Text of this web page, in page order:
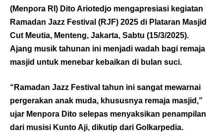
(Menpora RI) Dito Ariotedjo mengapresiasi kegiatan
Ramadan Jazz Festival (RJF) 2025 di Plataran Masjid
Cut Meutia, Menteng, Jakarta, Sabtu (15/3/2025).
Ajang musik tahunan ini menjadi wadah bagi remaja
masjid untuk menebar kebaikan di bulan suci.
“Ramadan Jazz Festival tahun ini sangat mewarnai
pergerakan anak muda, khususnya remaja masjid,”
ujar Menpora Dito selepas menyaksikan penampilan
dari musisi Kunto Aji, dikutip dari Golkarpedia.